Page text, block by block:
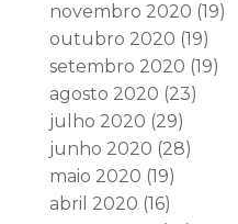
novembro 2020 (19)
outubro 2020 (19)
setembro 2020 (19)
agosto 2020 (23)
julho 2020 (29)
junho 2020 (28)
maio 2020 (19)
abril 2020 (16)